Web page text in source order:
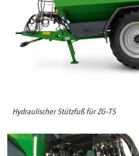
Hydraulischer Stützfuß für ZG-TS